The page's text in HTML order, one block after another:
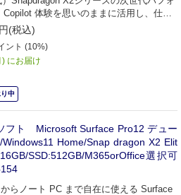
Copilot 体験を思いのままに活用し、仕事
創作も一日中スマートに楽しめます。
円(税込)
ント (10%)
にお届け
中
フト Microsoft Surface Pro12 デュー
Home/Snap dragon X2 Elit
SSD:512GB/M365orOffice選択可
らノート PC まで自在に使える Surface